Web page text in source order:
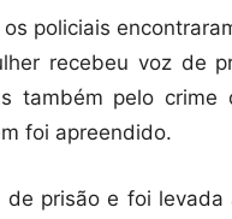
policiais
recebeu voz de
também pelo
foi apreendido.
prisão e foi